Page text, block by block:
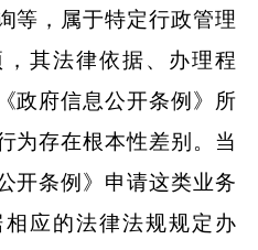
等，属于特定行政管理
其法律依据、办理程
政府信息公开条例》所
为存在根本性差别。当
开条例》申请这类业务
应的法律法规规定办